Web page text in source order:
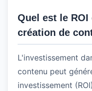
Quel est le
création de
L'investissement
contenu peut
investissement